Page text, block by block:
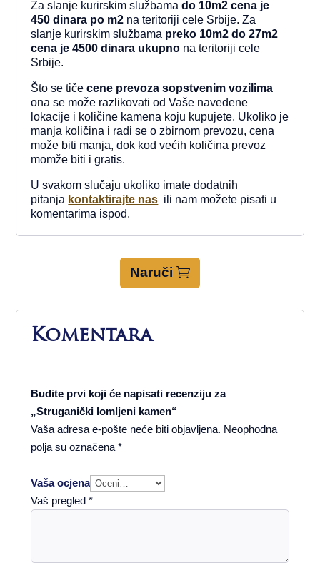
Za slanje kurirskim službama do 10m2 cena je
450 dinara po m2 na teritoriji cele Srbije. Za
slanje kurirskim službama preko 10m2 do 27m2
cena je 4500 dinara ukupno na teritoriji cele
Srbije.
Što se tiče cene prevoza sopstvenim vozilima
ona se može razlikovati od Vaše navedene
lokacije i količine kamena koju kupujete. Ukoliko je
manja količina i radi se o zbirnom prevozu, cena
može biti manja, dok kod većih količina prevoz
momže biti i gratis.
U svakom slučaju ukoliko imate dodatnih
pitanja kontaktirajte nas ili nam možete pisati u
komentarima ispod.
Naruči
Komentara
Budite prvi koji će napisati recenziju za
„Struganički lomljeni kamen“
Vaša adresa e-pošte neće biti objavljena. Neophodna
polja su označena*
Vaša ocjena
Vaš pregled*